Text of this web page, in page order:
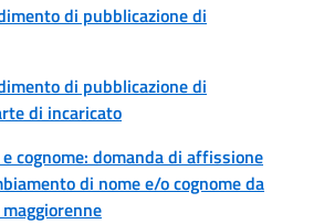
di pubblicazione di
di pubblicazione di
di incaricato
cognome: domanda di affissione
di nome e/o cognome da